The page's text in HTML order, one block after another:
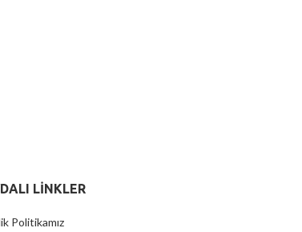
LİNKLER
Politikamız